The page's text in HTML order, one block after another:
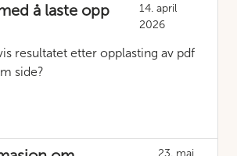
å laste opp
14. april
2026
resultatet etter opplasting av pdf
side?
23. mai